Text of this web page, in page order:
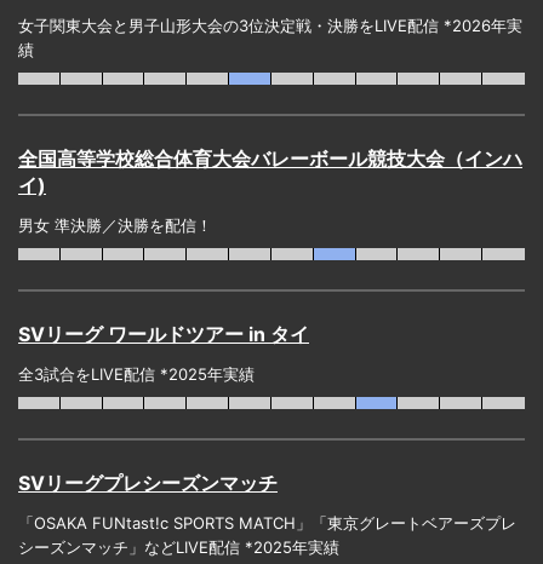
女子関東大会と男子山形大会の3位決定戦・決勝をLIVE配信 *2026年実
績
全国高等学校総合体育大会バレーボール競技大会（インハ
イ)
男女 準決勝／決勝を配信！
SVリーグ ワールドツアー in タイ
全3試合をLIVE配信 *2025年実績
SVリーグプレシーズンマッチ
「OSAKA FUNtast!c SPORTS MATCH」「東京グレートベアーズプレ
シーズンマッチ」などLIVE配信 *2025年実績